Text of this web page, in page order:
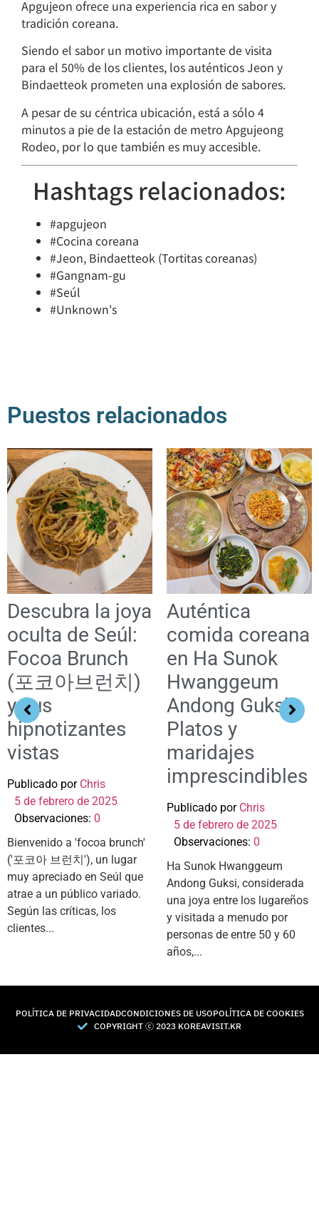
Apgujeon ofrece una experiencia rica en sabor y
tradición coreana.
Siendo el sabor un motivo importante de visita
para el 50% de los clientes, los auténticos Jeon y
Bindaetteok prometen una explosión de sabores.
A pesar de su céntrica ubicación, está a sólo 4
minutos a pie de la estación de metro Apgujeong
Rodeo, por lo que también es muy accesible.
Hashtags relacionados:
#apgujeon
#Cocina coreana
#Jeon, Bindaetteok (Tortitas coreanas)
#Gangnam-gu
#Seúl
#Unknown's
Puestos relacionados
Descubra la joya
oculta de Seúl:
Focoa Brunch
(포코아브런치)
y sus
hipnotizantes
vistas
Publicado por Chris
5 de febrero de 2025
Observaciones: 0
Bienvenido a 'focoa brunch'
('포코아 브런치'), un lugar
muy apreciado en Seúl que
atrae a un público variado.
Según las críticas, los
clientes...
Auténtica
comida coreana
en Ha Sunok
Hwanggeum
Andong Guksi:
Platos y
maridajes
imprescindibles
Publicado por Chris
5 de febrero de 2025
Observaciones: 0
Ha Sunok Hwanggeum
Andong Guksi, considerada
una joya entre los lugareños
y visitada a menudo por
personas de entre 50 y 60
años,...
POLÍTICA DE PRIVACIDADCONDICIONES DE USOPOLÍTICA DE COOKIES
COPYRIGHT Ⓒ 2023 KOREAVISIT.KR